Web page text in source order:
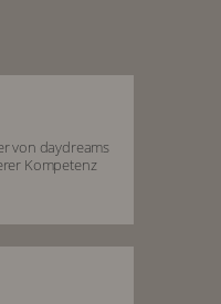
von daydreams
Kompetenz